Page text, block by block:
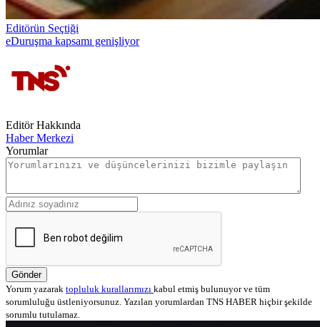
Editörün Seçtiği
eDuruşma kapsamı genişliyor
Editör Hakkında
Haber Merkezi
Yorumlar
Gönder
Yorum yazarak topluluk kurallarımızı kabul etmiş bulunuyor ve tüm
sorumluluğu üstleniyorsunuz. Yazılan yorumlardan TNS HABER hiçbir şekilde
sorumlu tutulamaz.